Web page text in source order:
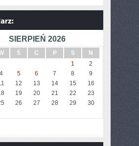
SIERPIEŃ 2026
Ś C P S
N
1
2
5 6 7 8
9
12 13 14 15
16
19 20 21 22
23
26 27 28 29 30